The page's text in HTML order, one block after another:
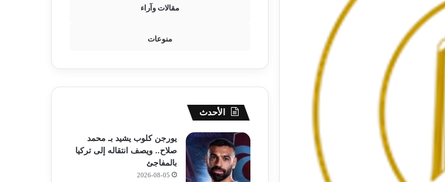
مقالات وآراء
منوعات
الأحدث
يورجن كلوب يشيد بـ محمد
صلاح.. ويصف انتقاله إلى تركيا
بالمفاجئ
2026-08-05